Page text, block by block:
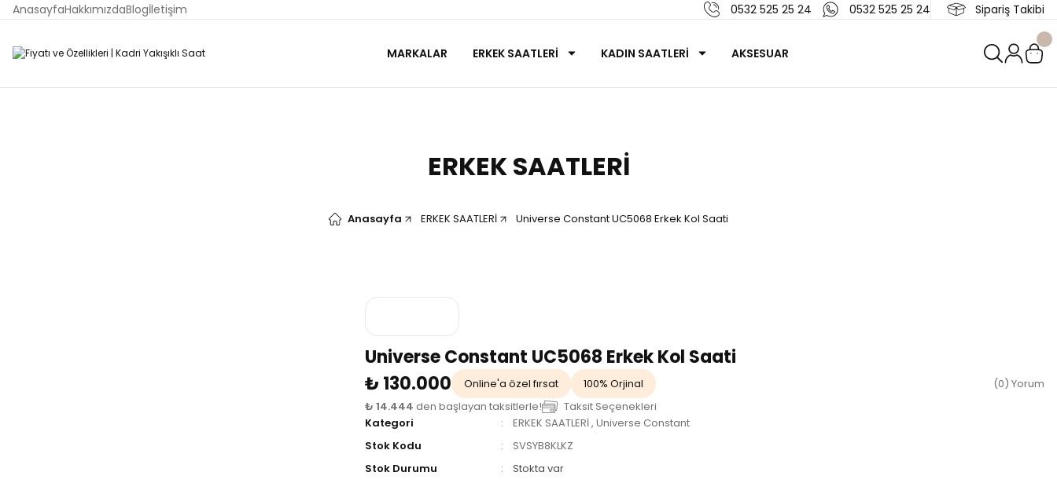
AnasayfaHakkımızdaBlogİletişim 0532 525 25 24 0532 525 25 24 Sipariş Takibi
MARKALAR ERKEK SAATLERİ KADIN SAATLERİ AKSESUAR
ERKEK SAATLERİ
Anasayfa ERKEK SAATLERİ Universe Constant UC5068 Erkek Kol Saati
Universe Constant UC5068 Erkek Kol Saati
₺ 130.000
Online'a özel fırsat 100% Orjinal
(0) Yorum
₺ 14.444 den başlayan taksitlerle!
Taksit Seçenekleri
Kategori
ERKEK SAATLERİ, Universe Constant
Stok Kodu
SVSYB8KLKZ
Stok Durumu
Stokta var